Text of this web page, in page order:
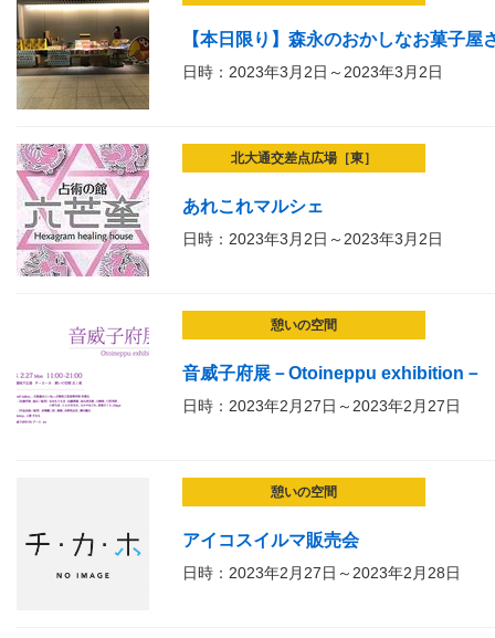
【本日限り】森永のおかしなお菓子屋
日時：2023年3月2日～2023年3月2日
北大通交差点広場［東］
あれこれマルシェ
日時：2023年3月2日～2023年3月2日
憩いの空間
音威子府展－Otoineppu exhibition－
日時：2023年2月27日～2023年2月27日
憩いの空間
アイコスイルマ販売会
日時：2023年2月27日～2023年2月28日